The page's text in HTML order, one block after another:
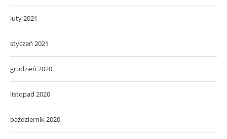
luty 2021
styczeń 2021
grudzień 2020
listopad 2020
październik 2020